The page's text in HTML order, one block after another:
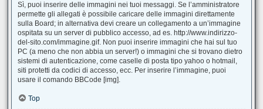
Sì, puoi inserire delle immagini nei tuoi messaggi. Se l’amministratore
permette gli allegati è possibile caricare delle immagini direttamente
sulla Board; in alternativa devi creare un collegamento a un’immagine
ospitata su un server di pubblico accesso, ad es. http://www.indirizzo-
del-sito.com/immagine.gif. Non puoi inserire immagini che hai sul tuo
PC (a meno che non abbia un server!) o immagini che si trovano dietro
sistemi di autenticazione, come caselle di posta tipo yahoo o hotmail,
siti protetti da codici di accesso, ecc. Per inserire l’immagine, puoi
usare il comando BBCode [img].
Top